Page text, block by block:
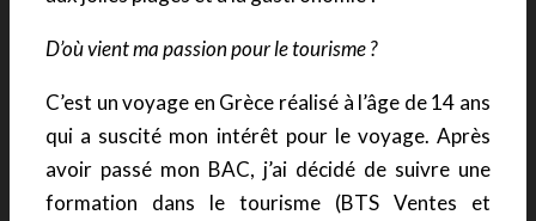
D’où vient ma passion pour le tourisme ?
C’est un voyage en Grèce réalisé à l’âge de 14 ans
qui a suscité mon intérêt pour le voyage. Après
avoir passé mon BAC, j’ai décidé de suivre une
formation dans le tourisme (BTS Ventes et